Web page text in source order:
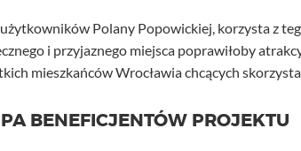
Polany Popowickiej, korzysta z
i przyjaznego miejsca poprawiłoby
mieszkańców Wrocławia chcących
BENEFICJENTÓW PROJEKTU